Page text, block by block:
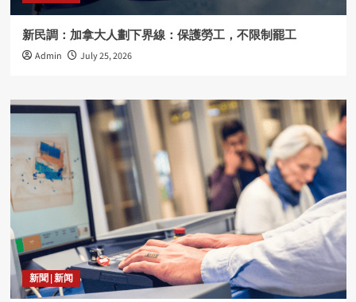
新民調：加拿大人劃下界線：保護勞工，不限制罷工
Admin July 25, 2026
新聞 | 新闻